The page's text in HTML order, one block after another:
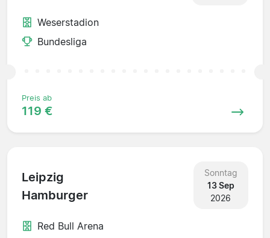
Weserstadion
Bundesliga
Preis ab
119 €
Leipzig
Hamburger
Sonntag
13 Sep
2026
Red Bull Arena